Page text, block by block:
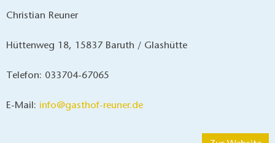
Christian Reuner
Hüttenweg 18, 15837 Baruth / Glashütte
Telefon: 033704-67065
E-Mail: info@gasthof-reuner.de